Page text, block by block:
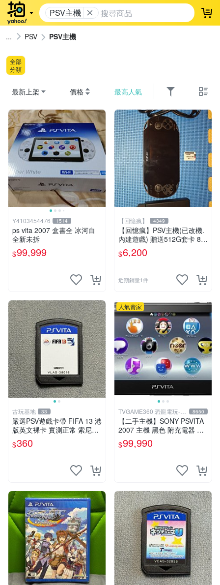
PSV主機 登
PSV PSV主機
全部
分類
最新上架 價格 最高人氣
Y4103454476 1514
ps vita 2007 盒書全 冰河白
全新未拆
$99,999
【回憶瘋】 4349
【回憶瘋】PSV主機(已改機.
內建遊戲) 贈送512G套卡 8成
5新 1000型
$6,200
近期銷量1件
古玩基地 33
嚴選PSV遊戲卡帶 FIFA 13 港
版英文裸卡 實測正常 索尼專
用 不支持其他機器 買二送優
惠 FIFA 13 psv 港版 卡帶
$360
人氣賣家
TVGAME360 恐龍電玩-台
中店
8650
【二手主機】SONY PSVITA
2007 主機 黑色 附充電器 US
B傳輸線 PS VITA PSV【台中
恐龍電玩】
$99,990